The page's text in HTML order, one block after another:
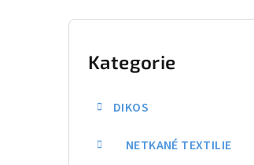
P
Přeskočit
kategorie
Kategorie
DIKOS
NETKANÉ TEXTILIE